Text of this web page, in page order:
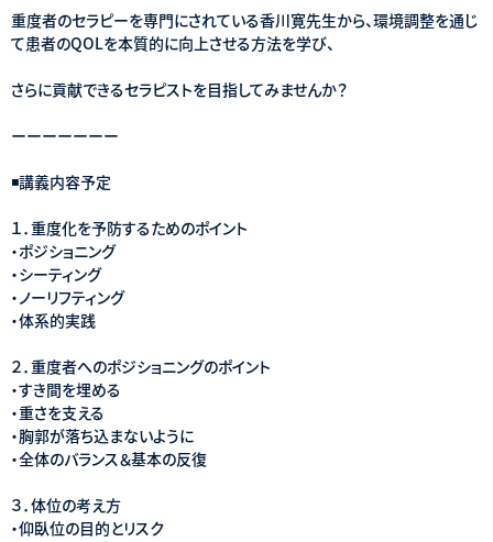
重度者のセラピーを専門にされている香川寛先生から、環境調整を通じ
て患者のQOLを本質的に向上させる方法を学び、
さらに貢献できるセラピストを目指してみませんか？
ーーーーーーー
◾️講義内容予定
１．重度化を予防するためのポイント
・ポジショニング
・シーティング
・ノーリフティング
・体系的実践
２．重度者へのポジショニングのポイント
・すき間を埋める
・重さを支える
・胸郭が落ち込まないように
・全体のバランス＆基本の反復
３．体位の考え方
・仰臥位の目的とリスク